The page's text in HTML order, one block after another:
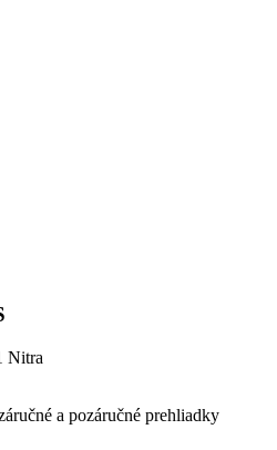
Nitra
a pozáručné prehliadky